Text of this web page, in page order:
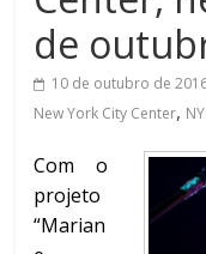
de
10 de outubro de
New York City Center,
Com o
projeto
“Marian